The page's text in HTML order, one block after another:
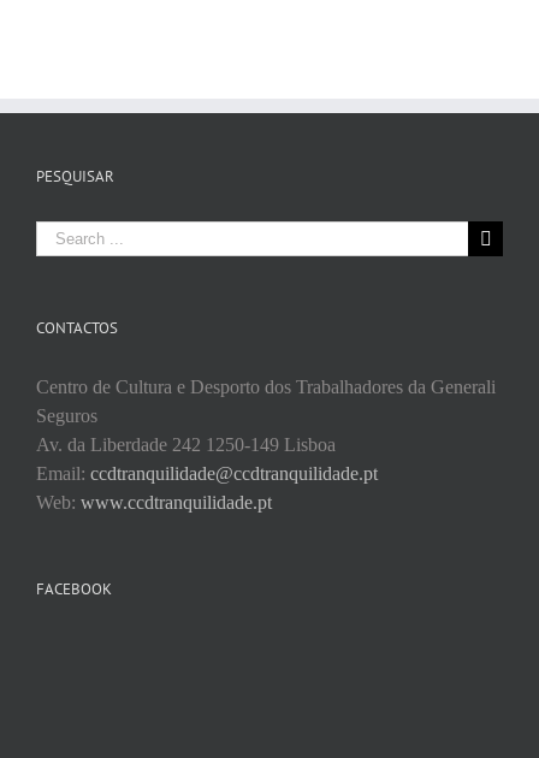
PESQUISAR
Search
for:
CONTACTOS
Centro de Cultura e Desporto dos Trabalhadores da Generali
Seguros
Av. da Liberdade 242 1250-149 Lisboa
Email: ccdtranquilidade@ccdtranquilidade.pt
Web: www.ccdtranquilidade.pt
FACEBOOK